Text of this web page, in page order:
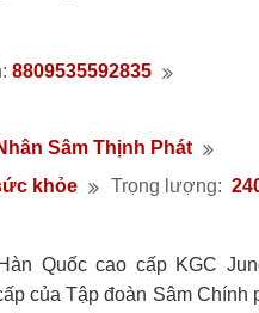
8809535592835
Sâm Thịnh Phát
khỏe Trọng lượng:
Quốc cao cấp KGC
của Tập đoàn Sâm Chính